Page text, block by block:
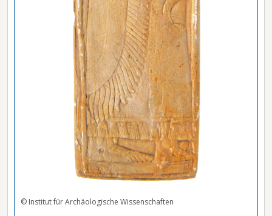
© Institut für Archäologische Wissenschaften